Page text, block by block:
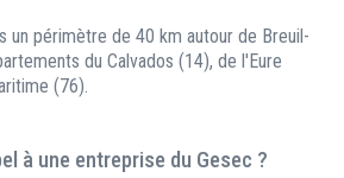
un périmètre de 40 km autour de Breuil-
du Calvados (14), de l'Eure
(76).
à une entreprise du Gesec ?